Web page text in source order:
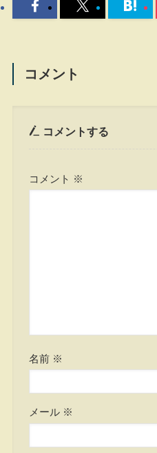
コメント
コメントする
コメント ※
名前 ※
メール ※